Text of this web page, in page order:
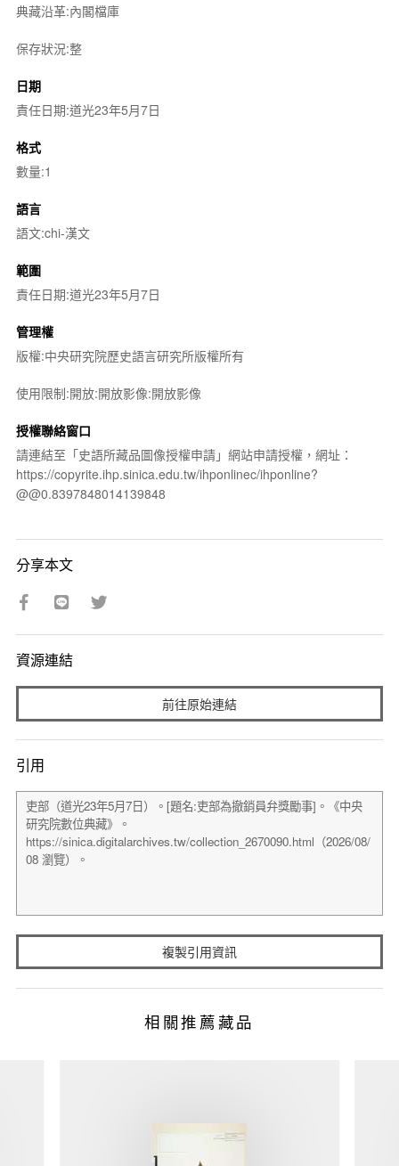
典藏沿革:內閣檔庫
保存狀況:整
日期
責任日期:道光23年5月7日
格式
數量:1
語言
語文:chi-漢文
範圍
責任日期:道光23年5月7日
管理權
版權:中央研究院歷史語言研究所版權所有
使用限制:開放:開放影像:開放影像
授權聯絡窗口
請連結至「史語所藏品圖像授權申請」網站申請授權，網址：
https://copyrite.ihp.sinica.edu.tw/ihponlinec/ihponline?
@@0.8397848014139848
分享本文
資源連結
前往原始連結
引用
複製引用資訊
相關推薦藏品